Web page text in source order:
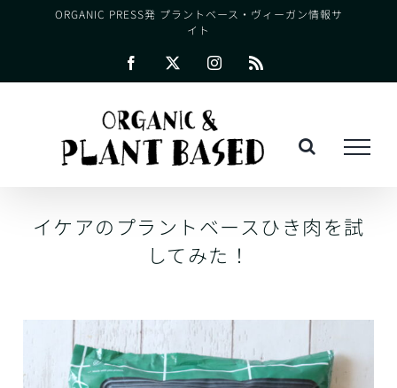
ORGANIC PRESS発 プラントベース・ヴィーガン情報サ
イト
Facebook Instagram
イケアのプラントベースひき肉を試
してみた！